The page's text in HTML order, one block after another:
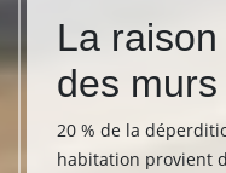
La raison
des
20 % de la
habitation provient